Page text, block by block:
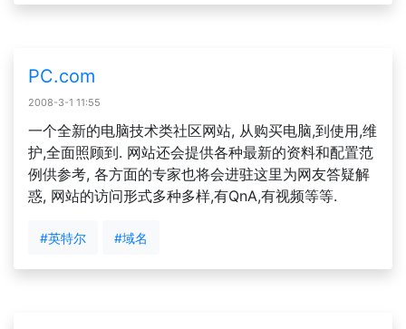
PC.com
2008-3-1 11:55
一个全新的电脑技术类社区网站, 从购买电脑,到使用,维
护,全面照顾到. 网站还会提供各种最新的资料和配置范
例供参考, 各方面的专家也将会进驻这里为网友答疑解
惑, 网站的访问形式多种多样,有QnA,有视频等等.
#英特尔 #域名